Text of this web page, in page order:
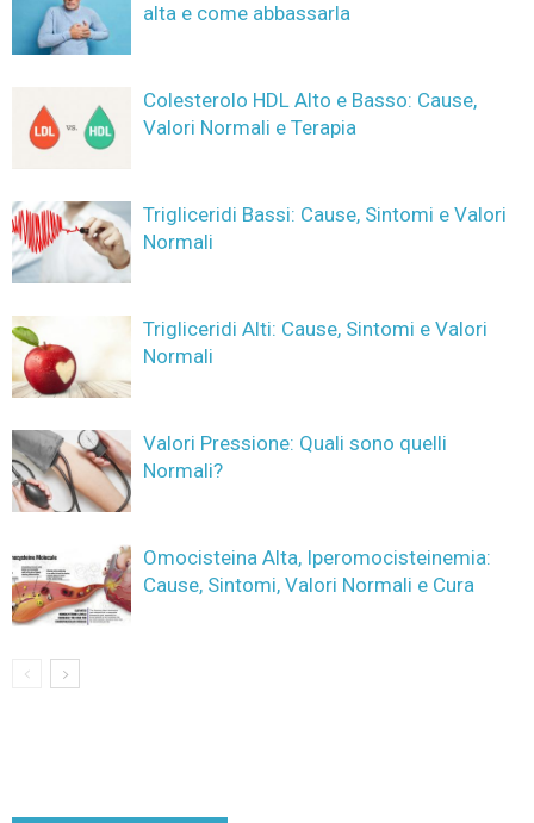
alta e come abbassarla
Colesterolo HDL Alto e Basso: Cause,
Valori Normali e Terapia
Trigliceridi Bassi: Cause, Sintomi e Valori
Normali
Trigliceridi Alti: Cause, Sintomi e Valori
Normali
Valori Pressione: Quali sono quelli
Normali?
Omocisteina Alta, Iperomocisteinemia:
Cause, Sintomi, Valori Normali e Cura